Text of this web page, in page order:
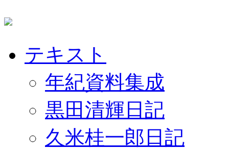
テキスト
年紀資料集成
黒田清輝日記
久米桂一郎日記